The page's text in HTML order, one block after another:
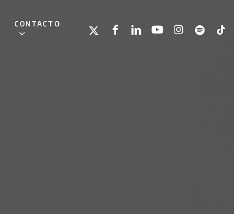
CONTACTO TWITTERFACEBOOKLINKEDINYOUTUBEINSTAGRAM
SPOTIFY